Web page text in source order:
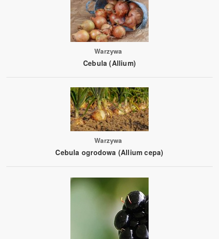
Warzywa
Cebula (Allium)
Warzywa
Cebula ogrodowa (Allium cepa)